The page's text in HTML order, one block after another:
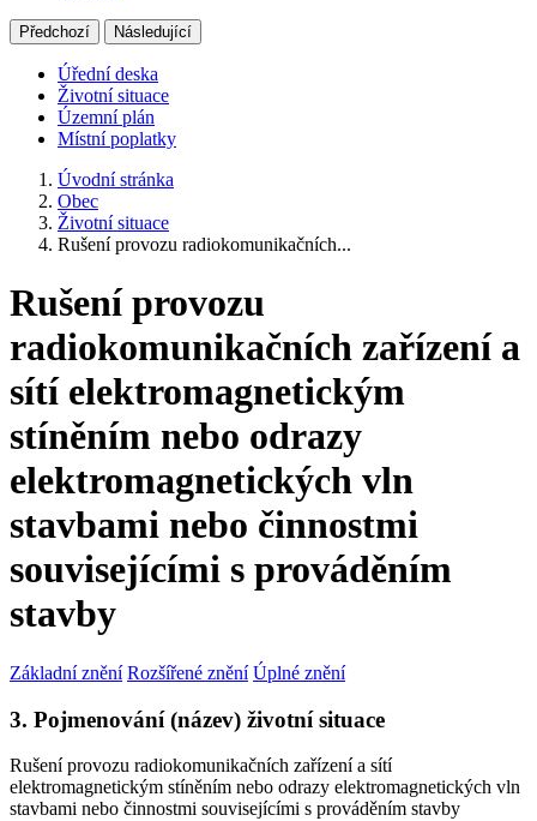
Předchozí Následující
Úřední deska
Životní situace
Územní plán
Místní poplatky
Úvodní stránka
Obec
Životní situace
Rušení provozu radiokomunikačních...
Rušení provozu
radiokomunikačních zařízení a
sítí elektromagnetickým
stíněním nebo odrazy
elektromagnetických vln
stavbami nebo činnostmi
souvisejícími s prováděním
stavby
Základní znění Rozšířené znění Úplné znění
3. Pojmenování (název) životní situace
Rušení provozu radiokomunikačních zařízení a sítí
elektromagnetickým stíněním nebo odrazy elektromagnetických vln
stavbami nebo činnostmi souvisejícími s prováděním stavby